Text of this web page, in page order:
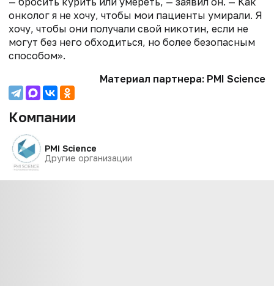
онколог я не хочу, чтобы мои пациенты умирали. Я
хочу, чтобы они получали свой никотин, если не
могут без него обходиться, но более безопасным
способом».
Материал партнера: PMI Science
Компании
PMI Science
Другие организации